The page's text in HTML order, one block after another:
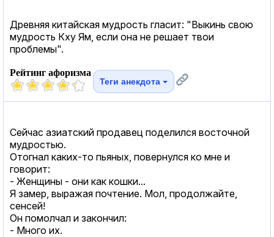
Древняя китайская мудрость гласит: "Выкинь свою
мудрость Кху Ям, если она не решает твои
проблемы".
Рейтинг афоризма
Теги анекдота
Сейчас азиатский продавец поделился восточной
мудростью.
Отогнал каких-то пьяных, повернулся ко мне и
говорит:
- Женщины - они как кошки...
Я замер, выражая почтение. Мол, продолжайте,
сенсей!
Он помолчал и закончил:
- Много их.